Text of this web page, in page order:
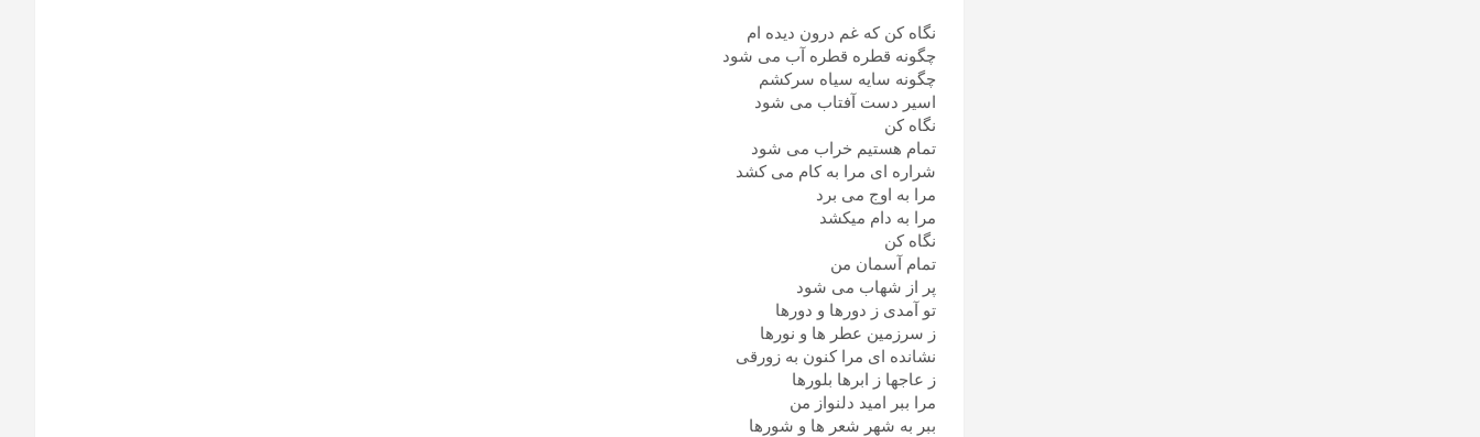
نگاه کن که غم درون دیده ام
چگونه قطره قطره آب می شود
چگونه سایه سیاه سرکشم
اسیر دست آفتاب می شود
نگاه کن
تمام هستیم خراب می شود
شراره ای مرا به کام می کشد
مرا به اوج می برد
مرا به دام میکشد
نگاه کن
تمام آسمان من
پر از شهاب می شود
تو آمدی ز دورها و دورها
ز سرزمین عطر ها و نورها
نشانده ای مرا کنون به زورقی
ز عاجها ز ابرها بلورها
مرا ببر امید دلنواز من
ببر به شهر شعر ها و شورها